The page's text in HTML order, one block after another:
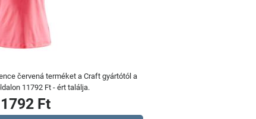
červená terméket a Craft gyártótól a
11792 Ft - ért találja.
Ft